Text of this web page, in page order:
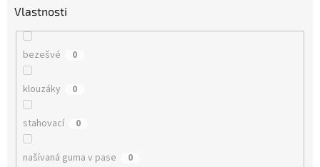
Vlastnosti
bezešvé 0
klouzáky 0
stahovací 0
našívaná guma v pase 0